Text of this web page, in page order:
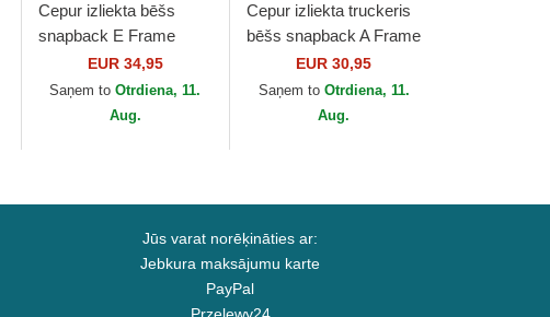
Cepur izliekta bēšs
snapback E Frame
Patch Linen no New Era
EUR 34,95
Saņem toOtrdiena, 11.
Aug.
Cepur izliekta truckeris
bēšs snapback A Frame
League Essential no
New York Yankees MLB
no New Era
EUR 30,95
Saņem to Otrdiena, 11.
Aug.
Jūs varat norēķināties ar:
Jebkura maksājumu karte
PayPal